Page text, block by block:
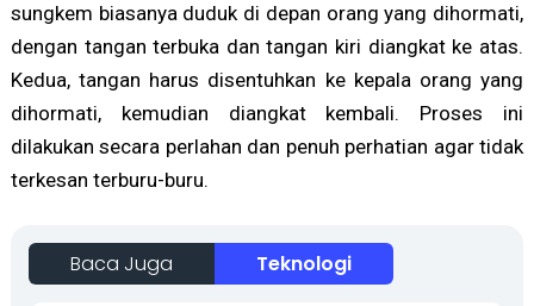
sungkem biasanya duduk di depan orang yang dihormati,
dengan tangan terbuka dan tangan kiri diangkat ke atas.
Kedua, tangan harus disentuhkan ke kepala orang yang
dihormati, kemudian diangkat kembali. Proses ini
dilakukan secara perlahan dan penuh perhatian agar tidak
terkesan terburu-buru.
Baca Juga Teknologi